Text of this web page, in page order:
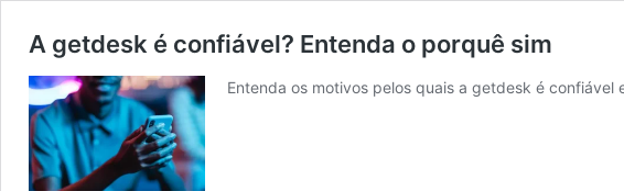
A getdesk é confiável? Entenda o porquê sim
Entenda os motivos pelos quais a getdesk é